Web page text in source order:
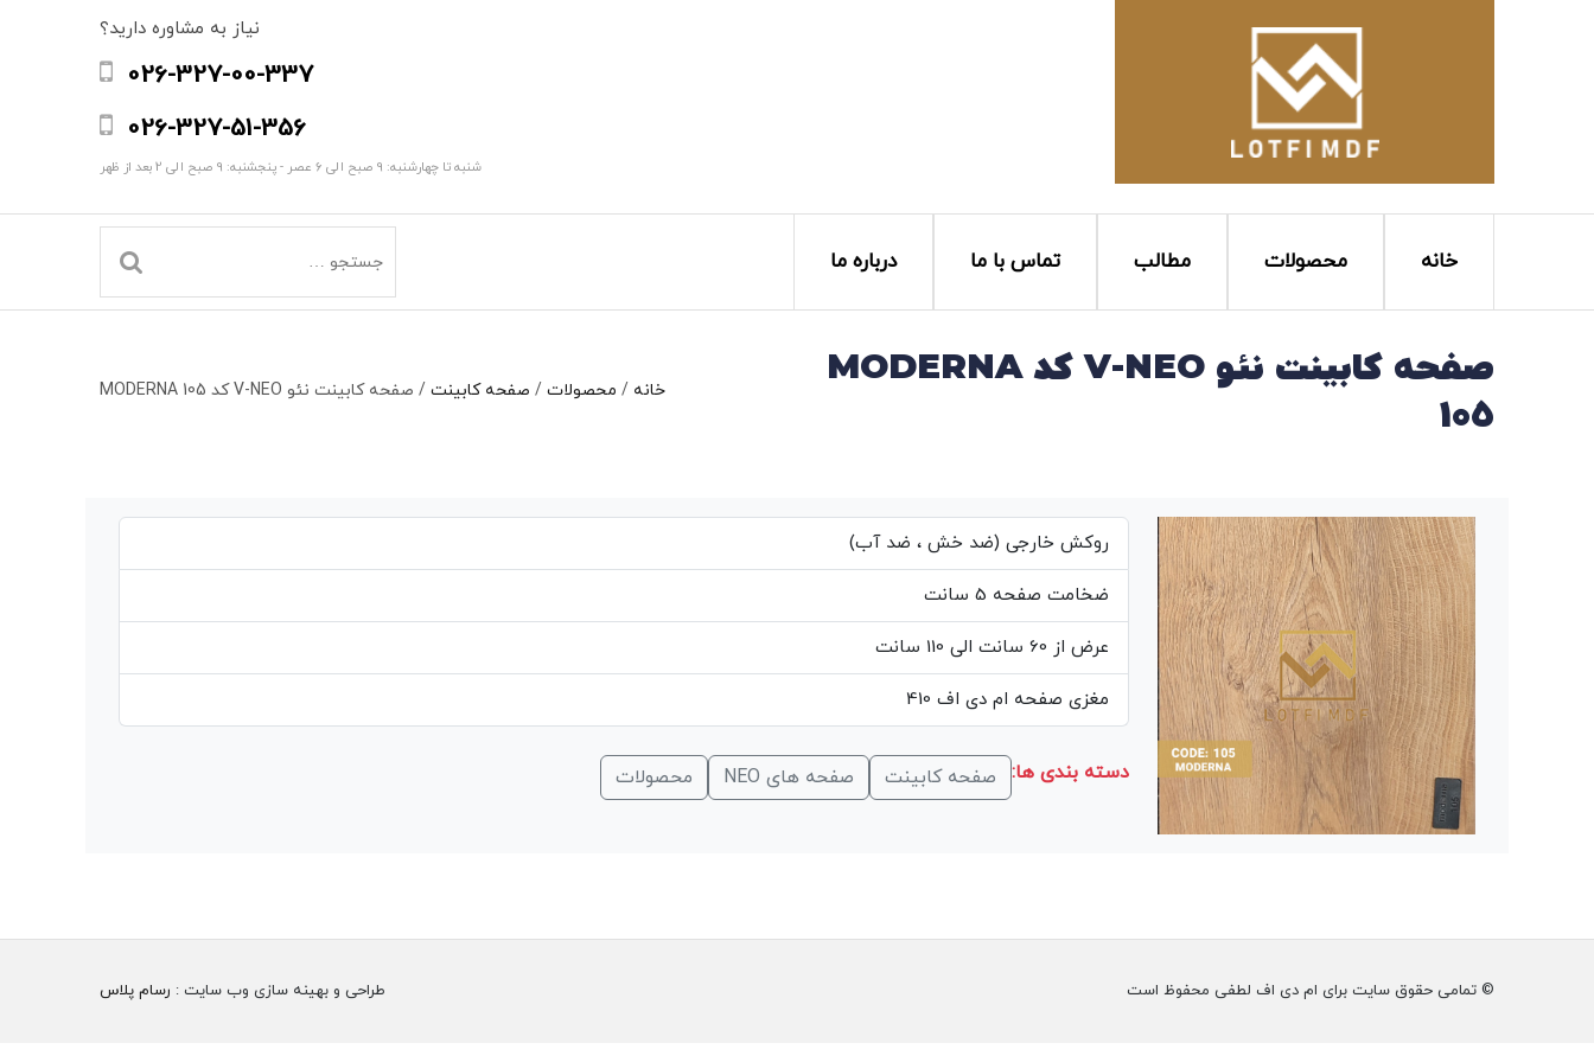
نیاز به مشاوره دارید؟
026-327-00-337
026-327-51-356
شنبه تا چهارشنبه: 9 صبح الی 6 عصر - پنجشنبه: 9 صبح الی 2 بعد از ظهر
خانه محصولات مطالب تماس با ما درباره ما
صفحه کابینت نئو V-NEO کد MODERNA
105
خانه / محصولات / صفحه کابینت / صفحه کابینت نئو V-NEO کد MODERNA 105
روکش خارجی (ضد خش ، ضد آب)
ضخامت صفحه 5 سانت
عرض از 60 سانت الی 110 سانت
مغزی صفحه ام دی اف 410
دسته بندی ها: صفحه کابینت صفحه های NEO محصولات
© تمامی حقوق سایت برای ام دی اف لطفی محفوظ است طراحی و بهینه سازی وب سایت : رسام پلاس